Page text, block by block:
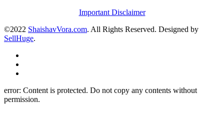
Important Disclaimer
©2022 ShaishavVora.com. All Rights Reserved. Designed by
SellHuge.
error: Content is protected. Do not copy any contents without
permission.